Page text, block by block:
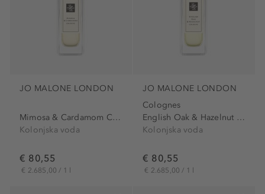
JO MALONE LONDON
Mimosa & Cardamom Cologne
Kolonjska voda
€ 80,55
€ 2.685,00 / 1 l
JO MALONE LONDON
Colognes
English Oak & Hazelnut Cologne
Kolonjska voda
€ 80,55
€ 2.685,00 / 1 l